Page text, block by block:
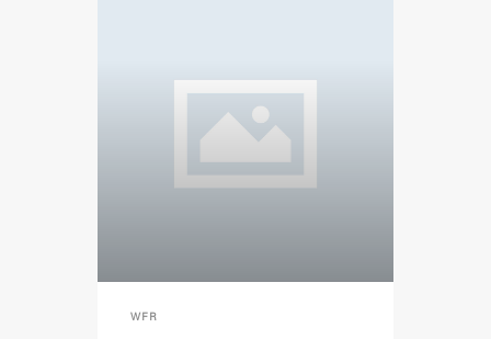
WFR